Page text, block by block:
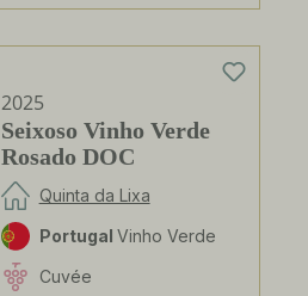
2025
Seixoso Vinho Verde
Rosado DOC
Quinta da Lixa
Portugal Vinho Verde
Cuvée